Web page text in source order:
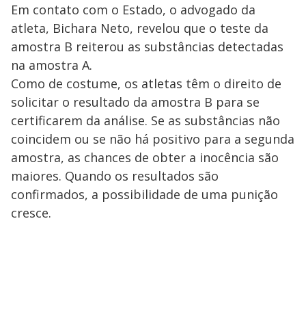
Em contato com o Estado, o advogado da
atleta, Bichara Neto, revelou que o teste da
amostra B reiterou as substâncias detectadas
na amostra A.
Como de costume, os atletas têm o direito de
solicitar o resultado da amostra B para se
certificarem da análise. Se as substâncias não
coincidem ou se não há positivo para a segunda
amostra, as chances de obter a inocência são
maiores. Quando os resultados são
confirmados, a possibilidade de uma punição
cresce.